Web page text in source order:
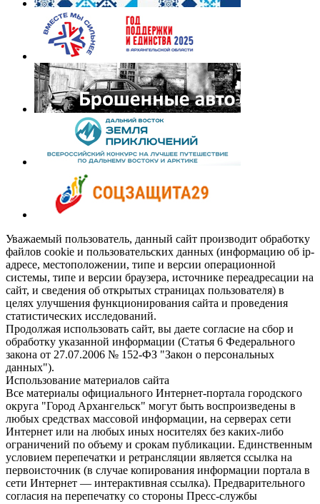
Уважаемый пользователь, данный сайт производит обработку
файлов cookie и пользовательских данных (информацию об ip-
адресе, местоположении, типе и версии операционной
системы, типе и версии браузера, источнике переадресации на
сайт, и сведения об открытых страницах пользователя) в
целях улучшения функционирования сайта и проведения
статистических исследований.
Продолжая использовать сайт, вы даете согласие на сбор и
обработку указанной информации (Статья 6 Федерального
закона от 27.07.2006 № 152-ФЗ "Закон о персональных
данных").
Использование материалов сайта
Все материалы официального Интернет-портала городского
округа "Город Архангельск" могут быть воспроизведены в
любых средствах массовой информации, на серверах сети
Интернет или на любых иных носителях без каких-либо
ограничений по объему и срокам публикации. Единственным
условием перепечатки и ретрансляции является ссылка на
первоисточник (в случае копирования информации портала в
сети Интернет — интерактивная ссылка). Предварительного
согласия на перепечатку со стороны Пресс-службы